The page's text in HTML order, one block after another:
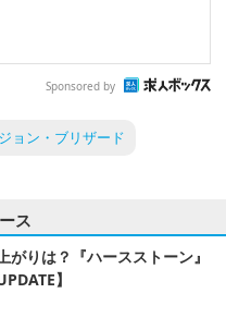
Sponsored by
ョン・ブリザード
ス
りは？『ハースストーン』
】